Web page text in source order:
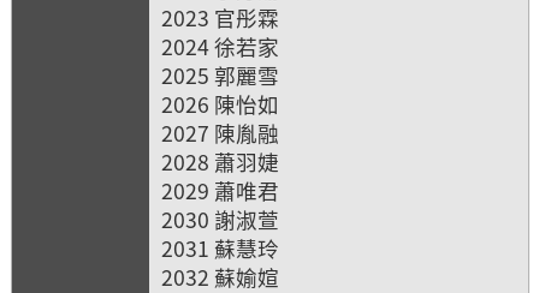
2023 官彤霖
2024 徐若家
2025 郭麗雪
2026 陳怡如
2027 陳胤融
2028 蕭羽婕
2029 蕭唯君
2030 謝淑萱
2031 蘇慧玲
2032 蘇媮媗